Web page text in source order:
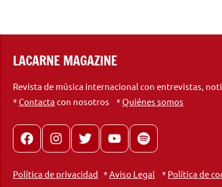
LACARNE MAGAZINE
Revista de música internacional con entrevistas,
*Contacta con nosotros *Quiénes somos
FacebookInstagram
X youtubespotify
Política de privacidad *Aviso Legal * Política de